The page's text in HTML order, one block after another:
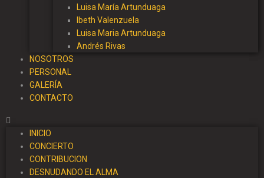
Luisa María Artunduaga
Ibeth Valenzuela
Luisa Maria Artunduaga
Andrés Rivas
NOSOTROS
PERSONAL
GALERÍA
CONTACTO
INICIO
CONCIERTO
CONTRIBUCION
DESNUDANDO EL ALMA